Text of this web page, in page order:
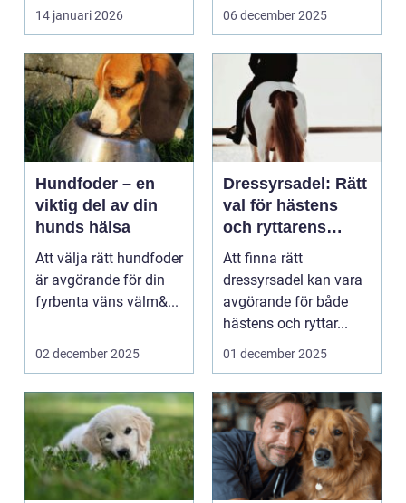
14 januari 2026 06 december 2025
Hundfoder – en
viktig del av din
hunds hälsa
Att välja rätt hundfoder
är avgörande för din
fyrbenta väns välm&...
02 december 2025
Dressyrsadel: Rätt
val för hästens
och ryttarens
perfekta balans
Att finna rätt
dressyrsadel kan vara
avgörande för både
hästens och ryttar...
01 december 2025